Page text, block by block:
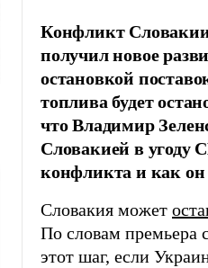
Конфликт
получил новое
остановкой
топлива будет
что Владимир
Словакией в угоду
конфликта и как он
Словакия может
По словам премьера
этот шаг, если